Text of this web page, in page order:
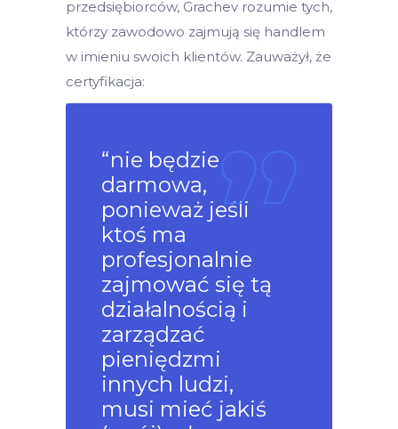
przedsiębiorców, Grachev rozumie tych,
którzy zawodowo zajmują się handlem
w imieniu swoich klientów. Zauważył, że
certyfikacja:
“nie będzie
darmowa,
ponieważ jeśli
ktoś ma
profesjonalnie
zajmować się tą
działalnością i
zarządzać
pieniędzmi
innych ludzi,
musi mieć jakiś